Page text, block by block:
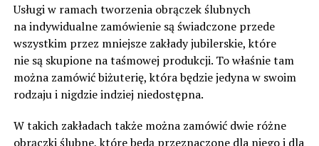
Usługi w ramach tworzenia obrączek ślubnych
na indywidualne zamówienie są świadczone przede
wszystkim przez mniejsze zakłady jubilerskie, które
nie są skupione na taśmowej produkcji. To właśnie tam
można zamówić biżuterię, która będzie jedyna w swoim
rodzaju i nigdzie indziej niedostępna.
W takich zakładach także można zamówić dwie różne
obrączki ślubne, które będą przeznaczone dla niego i dla